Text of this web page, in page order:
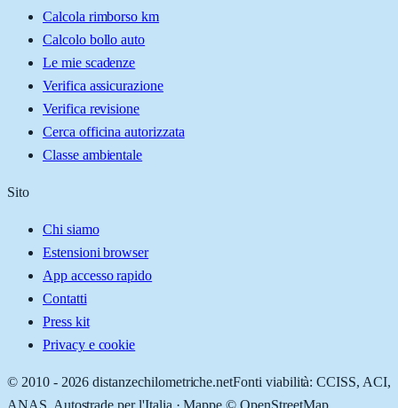
Calcola rimborso km
Calcolo bollo auto
Le mie scadenze
Verifica assicurazione
Verifica revisione
Cerca officina autorizzata
Classe ambientale
Sito
Chi siamo
Estensioni browser
App accesso rapido
Contatti
Press kit
Privacy e cookie
© 2010 - 2026 distanzechilometriche.netFonti viabilità: CCISS, ACI,